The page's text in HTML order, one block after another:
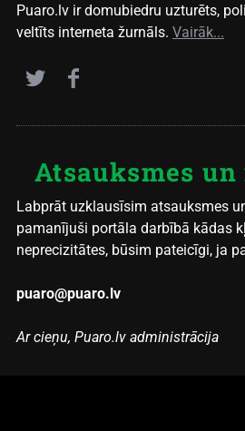
Puaro.lv ir domubiedru uzturēts,
veltīts interneta žurnāls. Vairāk...
Atsauksmes
Labprāt uzklausīsim atsauksmes
pamanījuši portāla darbībā kādas
neprecizitātes, būsim pateicīgi, ja
puaro@puaro.lv
Ar cieņu, Puaro.lv administrācija